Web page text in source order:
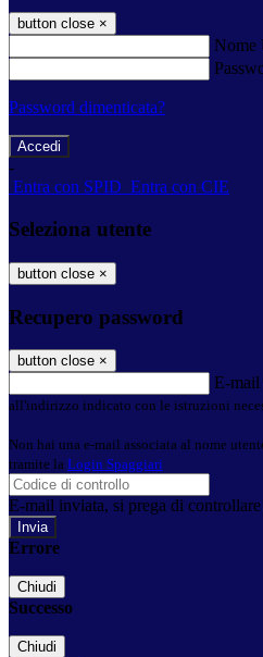
button close ×
Nome
Password dimenticata?
-
Entra con SPID Entra con CIE
Seleziona utente
button close ×
Recupero password
button close ×
E-mail
all'indirizzo indicato con le istruzioni
Non hai una e-mail associata al nome
tramite la Login Spaggiari
E-mail inviata, si prega di
Errore
Chiudi
Successo
Chiudi